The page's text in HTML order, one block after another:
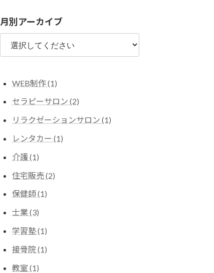
月別アーカイブ
WEB制作 (1)
セラピーサロン (2)
リラクゼーションサロン (1)
レンタカー (1)
介護 (1)
住宅販売 (2)
保健師 (1)
士業 (3)
学習塾 (1)
接骨院 (1)
教室 (1)